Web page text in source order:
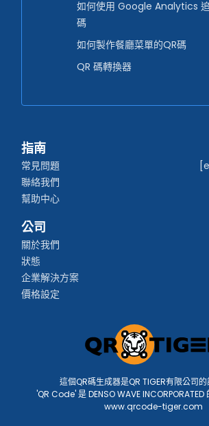
如何使用 Google Analytics
碼
如何製作餐廳菜單的QR碼
QR 碼轉換器
指南
常見問題
聯絡我們
幫助中心
公司
關於我們
狀態
企業解決方案
價格設定
這個QR碼生成器是QR TIGER有限公司的
'QR Code' 是 DENSO WAVE
www.qrcode-tiger.com